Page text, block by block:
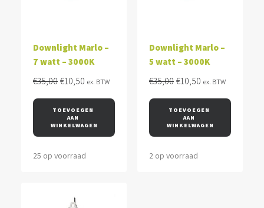
Downlight Marlo –
7 watt – 3000K
€35,00 Oorspronkelijke
was:
€35,00.
€10,50 Huidige
is:
€10,50.
ex. BTW
TOEVOEGEN
AAN
WINKELWAGEN
25 op voorraad
Downlight Marlo –
5 watt – 3000K
€35,00 Oorspronkelijke
was:
€35,00.
€10,50 Huidige
is:
€10,50.
ex. BTW
TOEVOEGEN
AAN
WINKELWAGEN
2 op voorraad